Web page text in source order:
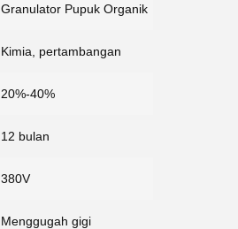
Granulator Pupuk Organik
Kimia, pertambangan
20%-40%
12 bulan
380V
Menggugah gigi